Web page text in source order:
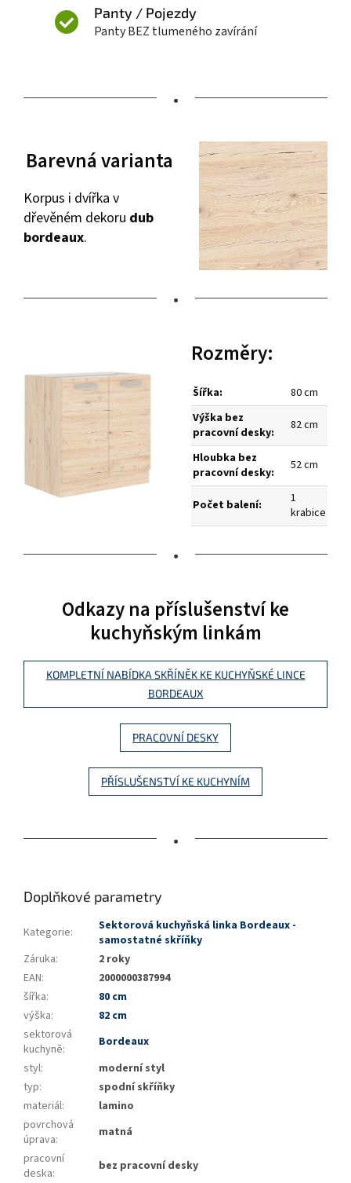
Panty / Pojezdy
Panty BEZ tlumeného zavírání
•
Barevná varianta
Korpus i dvířka v
dřevěném dekoru dub
bordeaux.
•
Rozměry:
Šířka:
80 cm
Výška bez
pracovní desky:
82 cm
Hloubka bez
pracovní desky:
52 cm
Počet balení:
1
krabice
•
Odkazy na příslušenství ke
kuchyňským linkám
KOMPLETNÍ NABÍDKA SKŘÍNĚK KE KUCHYŇSKÉ LINCE
BORDEAUX
PRACOVNÍ DESKY
PŘÍSLUŠENSTVÍ KE KUCHYNÍM
•
Doplňkové parametry
Kategorie:
Sektorová kuchyňská linka Bordeaux -
samostatné skříňky
Záruka:
2 roky
EAN:
2000000387994
šířka:
80 cm
výška:
82 cm
sektorová
kuchyně:
Bordeaux
styl:
moderní styl
typ:
spodní skříňky
materiál:
lamino
povrchová
úprava:
matná
pracovní
deska:
bez pracovní desky